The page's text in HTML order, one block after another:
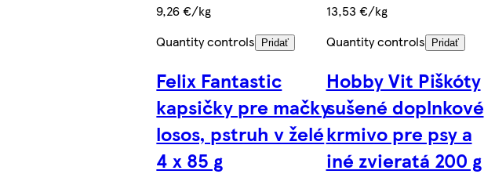
9,26 €/kg
Quantity controls
Pridať
13,53 €/kg
Quantity controls
Pridať
Felix Fantastic
kapsičky pre mačky
losos, pstruh v želé
4 x 85 g
Hobby Vit Piškóty
sušené doplnkové
krmivo pre psy a
iné zvieratá 200 g